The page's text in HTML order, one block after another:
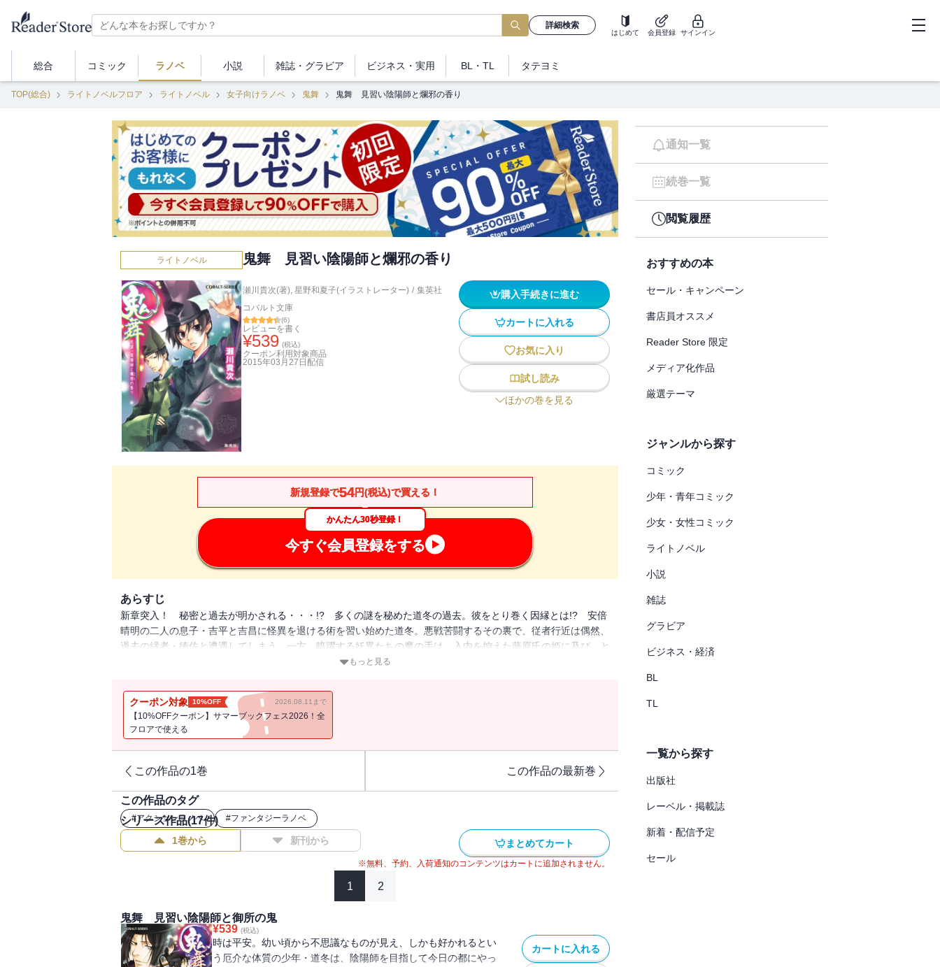
詳細検索
はじめて 会員登録 サインイン
総合 コミック ラノベ 小説 雑誌・ グラビア ビジネス ・実用 BL・TL タテヨミ
TOP(総合) ライトノベルフロア ライトノベル 女子向けラノベ 鬼舞 鬼舞 見習い陰陽師と爛邪の香り
ライトノベル 鬼舞 見習い陰陽師と爛邪の香り
瀬川貴次(著), 星野和夏子(イラストレーター) / 集英社
コバルト文庫
(6)
レビューを書く
¥539 (税込)
クーポン利用対象商品
2015年03月27日 配信
購入手続きに進む
カートに入れる
お気に入り
試し読み
ほかの巻を見る
新規登録で54円(税込)で買える！
かんたん30秒登録！
今すぐ会員登録をする
あらすじ
新章突入！ 秘密と過去が明かされる・・・!? 多くの謎を秘めた道冬の過去。彼をとり巻く因縁とは!? 安倍
晴明の二人の息子・吉平と吉昌に怪異を退ける術を習い始めた道冬。悪戦苦闘するその裏で、従者行近は偶然、
過去の縁者・徳佐と遭遇してしまう。一方、暗躍する妖異たちの魔の手は、入内を控えた藤原氏の姫に及び、と
ある香を嗅いだ姫が正気を失い、周囲の者に襲いかかるという事件が起こった。相談は大陰陽師・安倍晴明へと
もっと見る
クーポン対象 10%OFF 2026.08.11まで
【10%OFFクーポン】サマーブックフェス2026！全
フロアで使える
この作品の1巻 この作品の最新巻
この作品のタグ
#アクションラノベ #ファンタジーラノベ
シリーズ作品(17件)
1巻から 新刊から まとめてカート
※無料、予約、入荷通知のコンテンツはカートに追加されません。
1 2
鬼舞 見習い陰陽師と御所の鬼
¥539 (税込)
時は平安。幼い頃から不思議なものが見え、しかも好かれるとい
う厄介な体質の少年・道冬は、陰陽師を目指して今日の都にやっ
カートに入れる
通知一覧
続巻一覧
閲覧履歴
おすすめの本
セール・キャンペーン
書店員オススメ
Reader Store 限定
メディア化作品
厳選テーマ
ジャンルから探す
コミック
少年・青年コミック
少女・女性コミック
ライトノベル
小説
雑誌
グラビア
ビジネス・経済
BL
TL
一覧から探す
出版社
レーベル・掲載誌
新着・配信予定
セール